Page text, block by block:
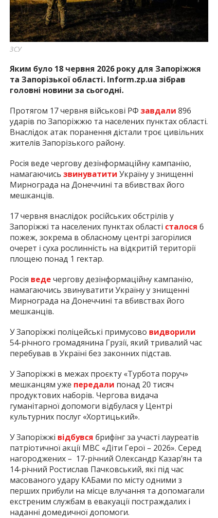
найважливішу інформацію про події
міста Запоріжжя та області.
ЗСУ
Яким було 18 червня 2026 року для Запоріжжя
та Запорізької області. Inform.zp.ua зібрав
головні новини за сьогодні.
Протягом 17 червня військові РФ завдали 896
ударів по Запоріжжю та населених пунктах області.
Внаслідок атак поранення дістали троє цивільних
жителів Запорізького району.
Росія веде чергову дезінформаційну кампанію,
намагаючись звинуватити Україну у знищенні
Мирнограда на Донеччині та вбивствах його
мешканців.
17 червня внаслідок російських обстрілів у
Запоріжжі та населених пунктах області сталося 6
пожеж, зокрема в обласному центрі загорілися
очерет і суха рослинність на відкритій території
площею понад 1 гектар.
Росія веде чергову дезінформаційну кампанію,
намагаючись звинуватити Україну у знищенні
Мирнограда на Донеччині та вбивствах його
мешканців.
У Запоріжжі поліцейські примусово видворили
54-річного громадянина Грузії, який тривалий час
перебував в Україні без законних підстав.
У Запоріжжі в межах проєкту «Турбота поруч»
мешканцям уже передали понад 20 тисяч
продуктових наборів. Чергова видача
гуманітарної допомоги відбулася у Центрі
культурних послуг «Хортицький».
У Запоріжжі відбувся брифінг за участі лауреатів
патріотичної акції МВС «Діти Герої – 2026». Серед
нагороджених – 17-річний Олександр Казар’ян та
14-річний Ростислав Пачковський, які під час
масованого удару КАБами по місту одними з
перших прибули на місце влучання та допомагали
екстреним службам в евакуації постраждалих і
наданні домедичної допомоги.